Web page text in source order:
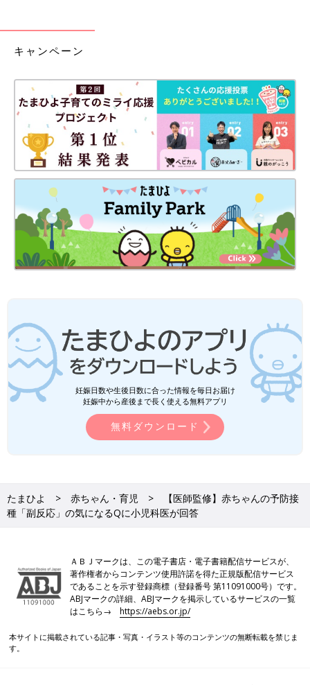
キャンペーン
妊娠日数や生後日数に合った情報を毎日お届け
妊娠中から産後まで長く使える無料アプリ
無料ダウンロード
たまひよ 赤ちゃん・育児
【医師監修】赤ちゃんの予防接
種「副反応」の気になるQに小児科医が回答
ＡＢＪマークは、この電子書店・電子書籍配信サービスが、
著作権者からコンテンツ使用許諾を得た正規版配信サービス
であることを示す登録商標（登録番号 第11091000号）です。
ABJマークの詳細、ABJマークを掲示しているサービスの一覧
はこちら→https://aebs.or.jp/
本サイトに掲載されている記事・写真・イラスト等のコンテンツの無断転載を禁じま
す。